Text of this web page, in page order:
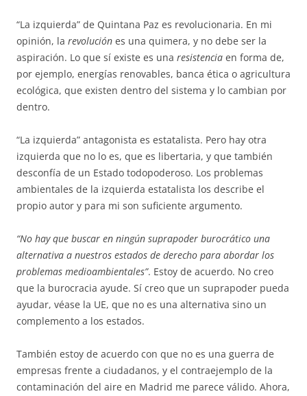
“La izquierda” de Quintana Paz es revolucionaria. En mi
opinión, la revolución es una quimera, y no debe ser la
aspiración. Lo que sí existe es una resistencia en forma de,
por ejemplo, energías renovables, banca ética o agricultura
ecológica, que existen dentro del sistema y lo cambian por
dentro.
“La izquierda” antagonista es estatalista. Pero hay otra
izquierda que no lo es, que es libertaria, y que también
desconfía de un Estado todopoderoso. Los problemas
ambientales de la izquierda estatalista los describe el
propio autor y para mi son suficiente argumento.
“No hay que buscar en ningún suprapoder burocrático una
alternativa a nuestros estados de derecho para abordar los
problemas medioambientales”. Estoy de acuerdo. No creo
que la burocracia ayude. Sí creo que un suprapoder pueda
ayudar, véase la UE, que no es una alternativa sino un
complemento a los estados.
También estoy de acuerdo con que no es una guerra de
empresas frente a ciudadanos, y el contraejemplo de la
contaminación del aire en Madrid me parece válido. Ahora,